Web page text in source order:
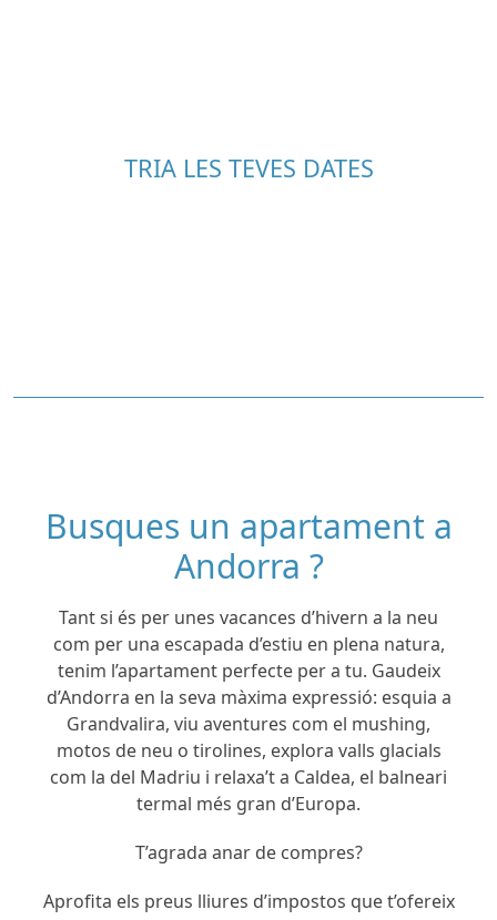
TRIA LES TEVES DATES
Busques un apartament a
Andorra ?
Tant si és per unes vacances d’hivern a la neu
com per una escapada d’estiu en plena natura,
tenim l’apartament perfecte per a tu. Gaudeix
d’Andorra en la seva màxima expressió: esquia a
Grandvalira, viu aventures com el mushing,
motos de neu o tirolines, explora valls glacials
com la del Madriu i relaxa’t a Caldea, el balneari
termal més gran d’Europa.
T’agrada anar de compres?
Aprofita els preus lliures d’impostos que t’ofereix